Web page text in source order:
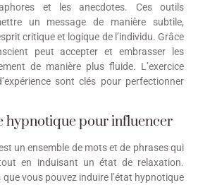
et les anecdotes. Ces outils
un message de manière subtile,
critique et logique de l’individu. Grâce
peut accepter et embrasser les
de manière plus fluide. L’exercice
sont clés pour perfectionner
hypnotique pour influencer
un ensemble de mots et de phrases qui
en induisant un état de relaxation.
que vous pouvez induire l’état hypnotique